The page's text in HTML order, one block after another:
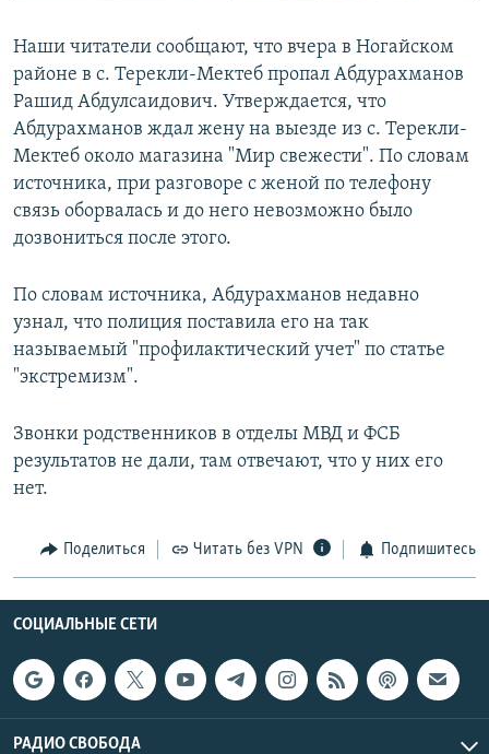
Все сайты РСЕ/РС
Наши читатели сообщают, что вчера в Ногайском
районе в с. Терекли-Мектеб пропал Абдурахманов
Рашид Абдулсаидович. Утверждается, что
Абдурахманов ждал жену на выезде из с. Терекли-
Мектеб около магазина "Мир свежести". По словам
источника, при разговоре с женой по телефону
связь оборвалась и до него невозможно было
дозвониться после этого.
По словам источника, Абдурахманов недавно
узнал, что полиция поставила его на так
называемый "профилактический учет" по статье
"экстремизм".
Звонки родственников в отделы МВД и ФСБ
результатов не дали, там отвечают, что у них его
нет.
Поделиться Читать без VPN Подпишитесь
СОЦИАЛЬНЫЕ СЕТИ
РАДИО СВОБОДА